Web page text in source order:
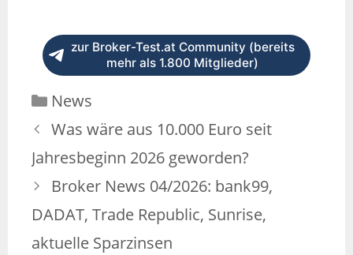
zur Broker-Test.at Community (bereits
mehr als 1.800 Mitglieder)
News
Was wäre aus 10.000 Euro seit
Jahresbeginn 2026 geworden?
Broker News 04/2026: bank99,
DADAT, Trade Republic, Sunrise,
aktuelle Sparzinsen